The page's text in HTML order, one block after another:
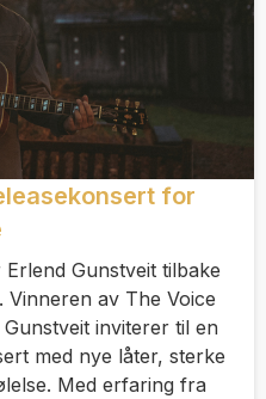
for
Gunstveit tilbake
Vinneren av The Voice
inviterer til en
med nye låter, sterke
Med erfaring fra